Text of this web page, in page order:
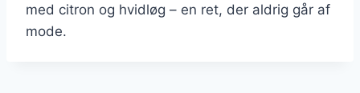
med citron og hvidløg – en ret, der aldrig går af
mode.